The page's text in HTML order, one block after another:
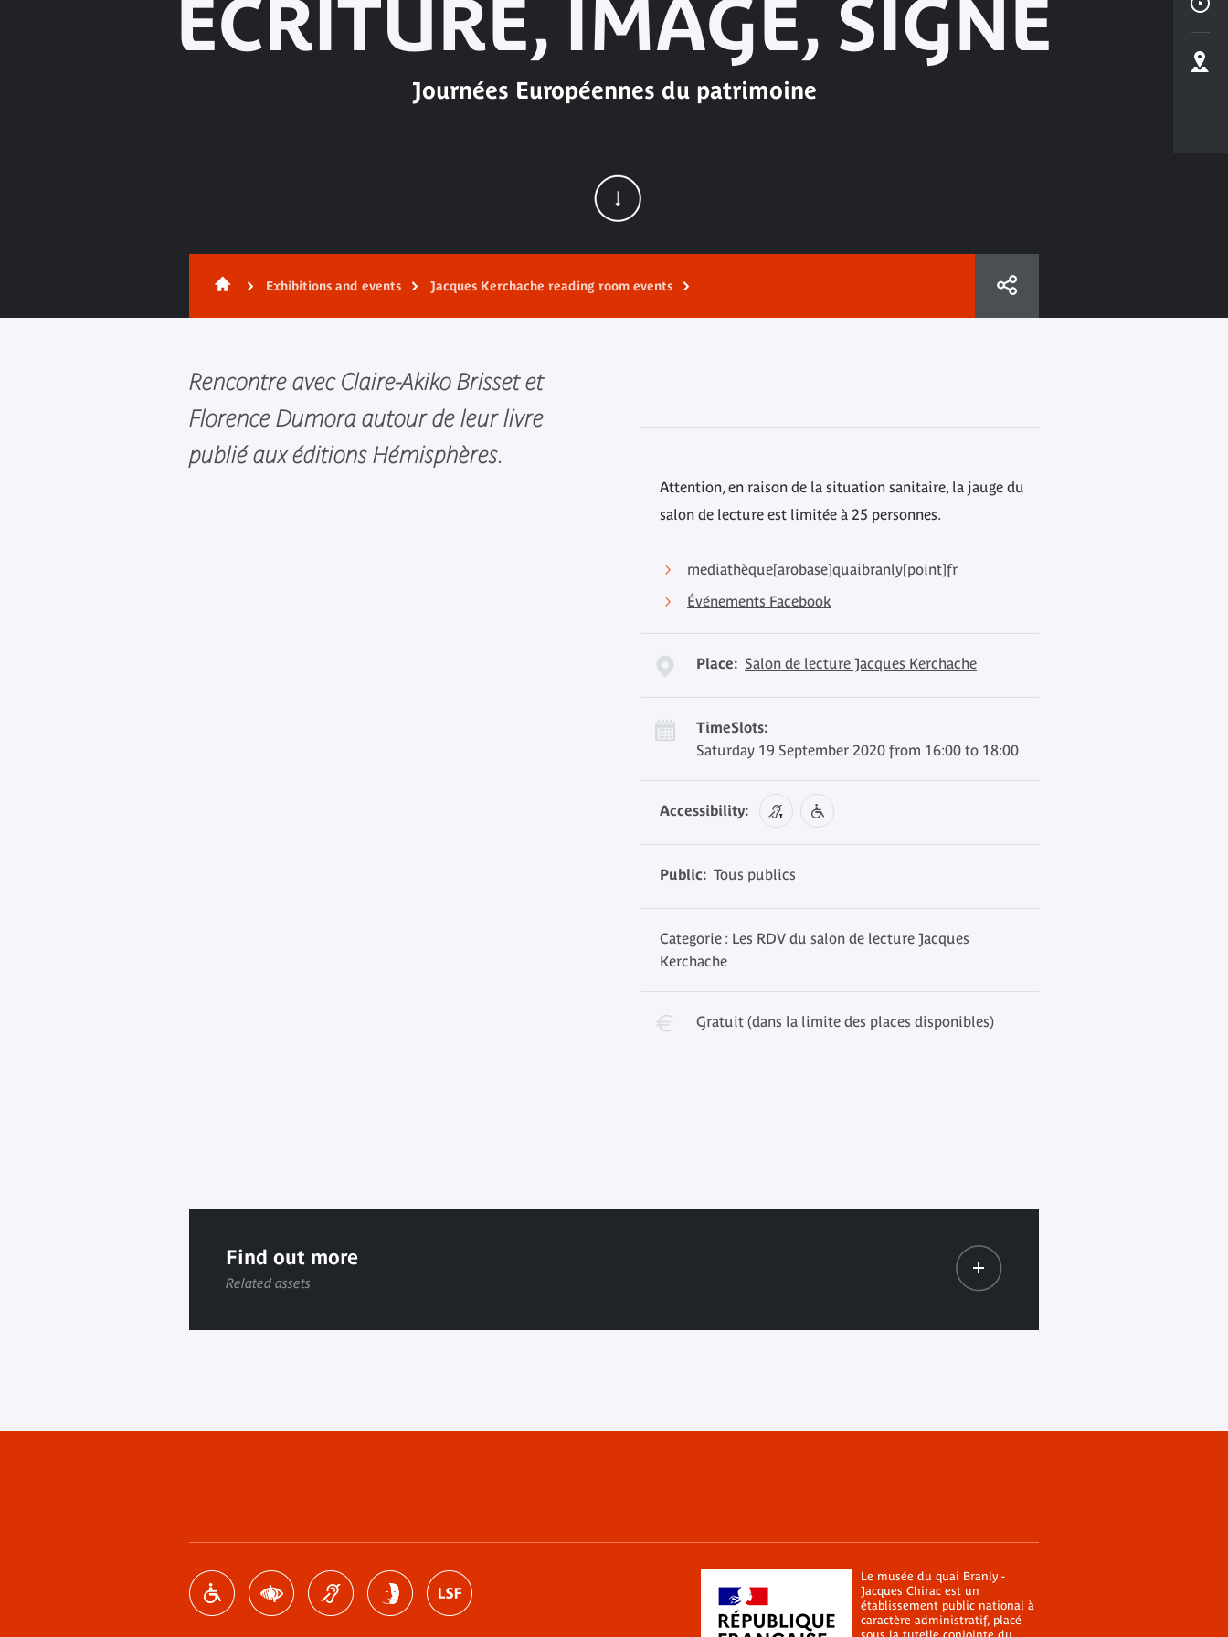
ÉCRITURE, IMAGE, SIGNE
Journées Européennes du patrimoine
Exhibitions and events Jacques Kerchache reading room events
Rencontre avec Claire-Akiko Brisset et
Florence Dumora autour de leur livre
publié aux éditions Hémisphères.
Attention, en raison de la situation sanitaire, la jauge du
salon de lecture est limitée à 25 personnes.
mediathèque[arobase]quaibranly[point]fr
Événements Facebook
Place: Salon de lecture Jacques Kerchache
TimeSlots:
Saturday 19 September 2020 from 16:00 to 18:00
Accessibility:
Public: Tous publics
Categorie : Les RDV du salon de lecture Jacques
Kerchache
Gratuit (dans la limite des places disponibles)
Find out more
Related assets
menu
Le musée du quai Branly -
Jacques Chirac est un
établissement public national à
caractère administratif, placé